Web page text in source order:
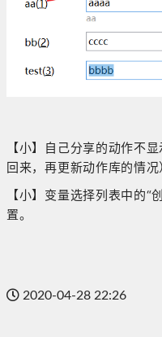
【小】自己分享的动作不
回来，再更新动作库的情况
【小】变量选择列表中的“
置。
2020-04-28 22:26